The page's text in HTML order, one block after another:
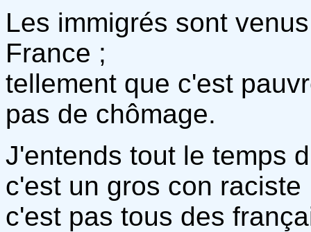
Les immigrés sont
France ;
tellement que c'est
pas de chômage.
J'entends tout le temps
c'est un gros con
c'est pas tous des